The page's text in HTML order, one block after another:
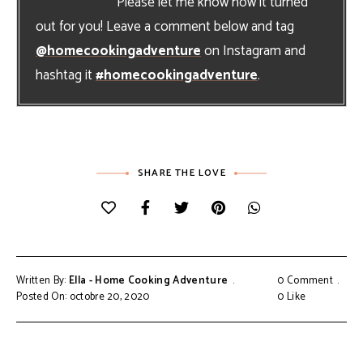
out for you! Leave a comment below and tag
@homecookingadventureon Instagram and
hashtag it#homecookingadventure.
SHARE THE LOVE
Written By: Ella - Home Cooking Adventure
Posted On: octobre 20, 2020
0 Comment
0Like